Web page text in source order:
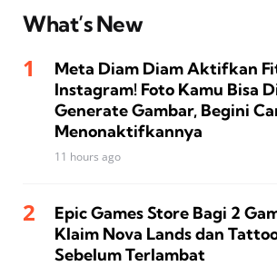
What’s New
Meta Diam Diam Aktifkan
Instagram! Foto Kamu Bisa
Generate Gambar, Begini
Menonaktifkannya
11 hours ago
Epic Games Store Bagi 2
Klaim Nova Lands dan
Sebelum Terlambat